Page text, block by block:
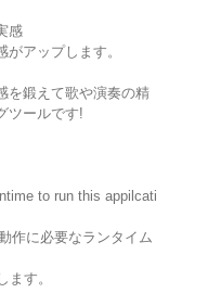
感
アップします。
を鍛えて歌や演奏の精
ツールです!
to run this appilcati
作に必要なランタイム
す。